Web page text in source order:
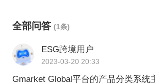
全部问答 (1条)
ESG跨境用户
2023-03-20 20:33
Gmarket Global平台的产品分类系统